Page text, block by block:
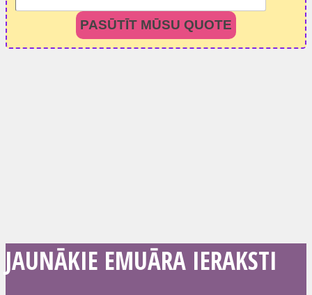
PASŪTĪT MŪSU QUOTE
JAUNĀKIE EMUĀRA IERAKSTI